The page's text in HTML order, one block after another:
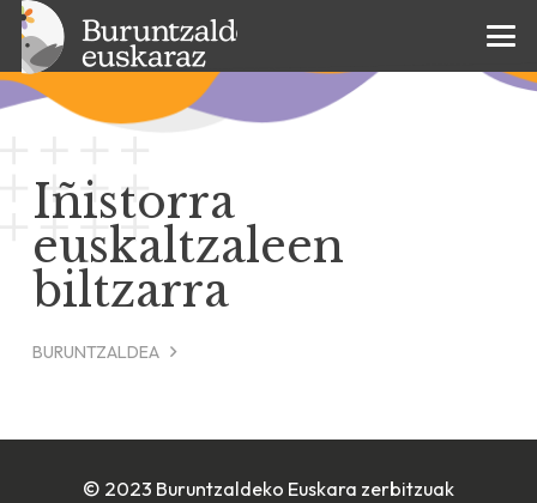
Iñistorra
euskaltzaleen
biltzarra
BURUNTZALDEA
© 2023 Buruntzaldeko Euskara zerbitzuak